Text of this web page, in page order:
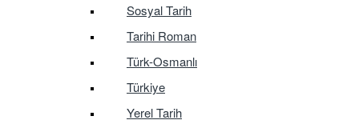
Sosyal Tarih
Tarihi Roman
Türk-Osmanlı
Türkiye
Yerel Tarih